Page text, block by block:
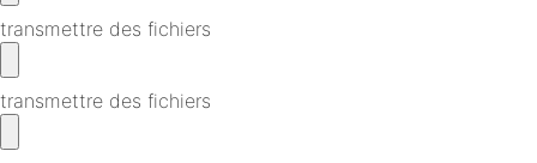
transmettre des fichiers
transmettre des fichiers